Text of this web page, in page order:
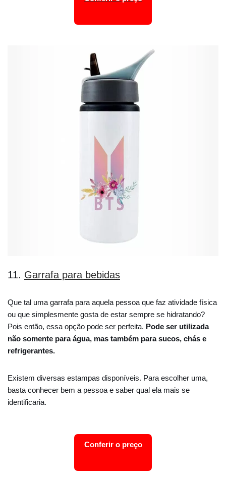
11. Garrafa para bebidas
Que tal uma garrafa para aquela pessoa que faz atividade física
ou que simplesmente gosta de estar sempre se hidratando?
Pois então, essa opção pode ser perfeita. Pode ser utilizada
não somente para água, mas também para sucos, chás e
refrigerantes.
Existem diversas estampas disponíveis. Para escolher uma,
basta conhecer bem a pessoa e saber qual ela mais se
identificaria.
Conferir o preço